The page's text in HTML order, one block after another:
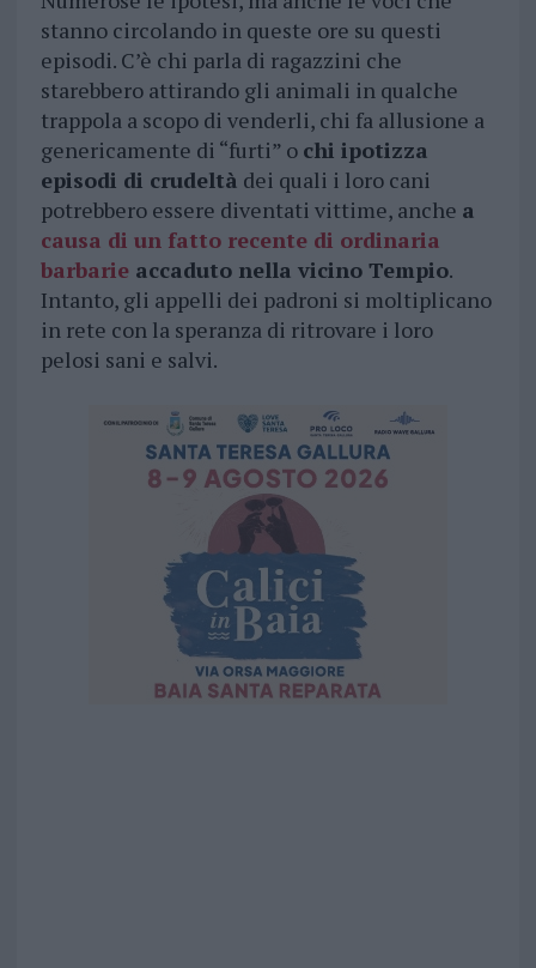
stanno circolando in queste ore su questi
episodi. C’è chi parla di ragazzini che
starebbero attirando gli animali in qualche
trappola a scopo di venderli, chi fa allusione a
genericamente di “furti” o chi ipotizza
episodi di crudeltà dei quali i loro cani
potrebbero essere diventati vittime, anche a
causa di un fatto recente di ordinaria
barbarieaccaduto nella vicino Tempio.
Intanto, gli appelli dei padroni si moltiplicano
in rete con la speranza di ritrovare i loro
pelosi sani e salvi.